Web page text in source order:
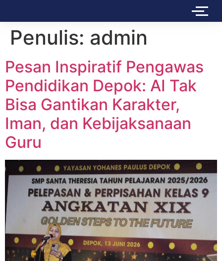
Penulis: admin
Pesan Inspiratif Pengawas
Pendidikan Depok: AI Tak
Bisa Gantikan Karakter,
Iman, dan Kebijaksanaan
Guru